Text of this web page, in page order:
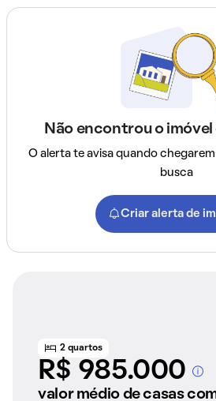
Não encontrou o
O alerta te avisa quando
busca
Criar alerta de
2 quartos
R$ 985.000
A partir dos
anunciados
valor médio de casas